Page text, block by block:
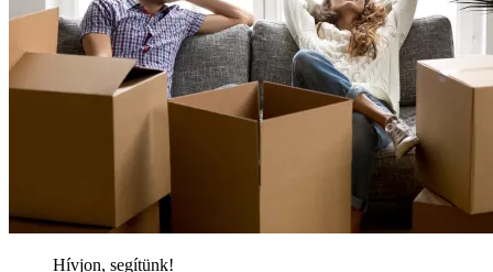
Hívjon, segítünk!